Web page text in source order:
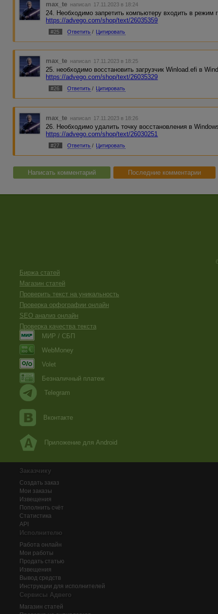
max_te написал 17.11.2023 в 18:24
24. Необходимо запретить компьютеру входить в режим
https://advego.com/shop/text/26035359
#25 Ответить / Цитировать
max_te написал 17.11.2023 в 18:25
25. необходимо восстановить загрузчик Winload.efi в
https://advego.com/shop/text/26035329
#26 Ответить / Цитировать
max_te написал 17.11.2023 в 18:26
26. Необходимо удалить точку восстановления в
https://advego.com/shop/text/26030251
#27 Ответить / Цитировать
Написать комментарий Последние комментарии
Биржа статей
Магазин статей
Проверить текст на уникальность
Проверка орфографии онлайн
SEO анализ онлайн
Проверка качества текста
МИР / СБП
WebMoney
Volet
Безналичный платеж
Telegram
Вконтакте
Приложение для Android
Заказчику
Создать заказ
Мои заказы
Извещения
Пополнить счёт
Статистика
API
Исполнителю
Работа онлайн
Мои работы
Продать статью
Извещения
Вывод средств
Инструкции для исполнителей
Сервисы Адвего
Магазин статей